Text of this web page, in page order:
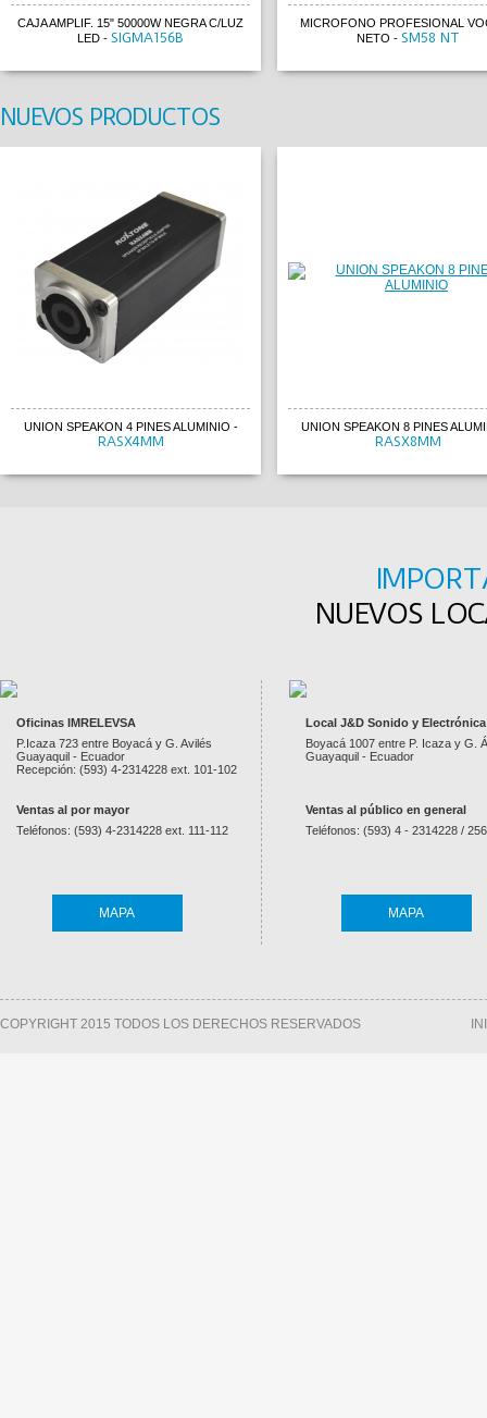
CAJA AMPLIF. 15" 50000W NEGRA C/LUZ
LED - SIGMA156B
MICROFONO PROFESIONAL
NETO - SM58 NT
NUEVOS PRODUCTOS
UNION SPEAKON 4 PINES ALUMINIO -
RASX4MM
UNION SPEAKON 8 PINES
RASX8MM
NUEVOS
Oficinas IMRELEVSA
P.Icaza 723 entre Boyacá y G. Avilés
Guayaquil - Ecuador
Recepción: (593) 4-2314228 ext. 101-102
Ventas al por mayor
Teléfonos: (593) 4-2314228 ext. 111-112
MAPA
Local J&D Sonido y Electrónica
Boyacá 1007 entre P. Icaza y G.
Guayaquil - Ecuador
Ventas al público en general
Teléfonos: (593) 4 - 2314228 /
MAPA
COPYRIGHT 2015 TODOS LOS DERECHOS RESERVADOS